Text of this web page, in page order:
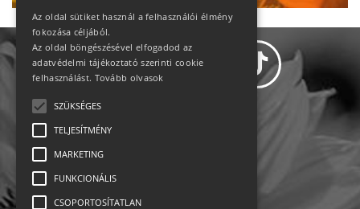
Impresszum-kapcsolat
Az oldal sütiket használ a felhasználói élmény
fokozása céljából.
Az oldal böngészésével elfogadod az
adatvédelmi tájékoztató szerinti cookie
felhasználást. Tovább olvasok
SZÜKSÉGES
TELJESÍTMÉNY
MARKETING
FUNKCIONÁLIS
CSOPORTOSÍTATLAN